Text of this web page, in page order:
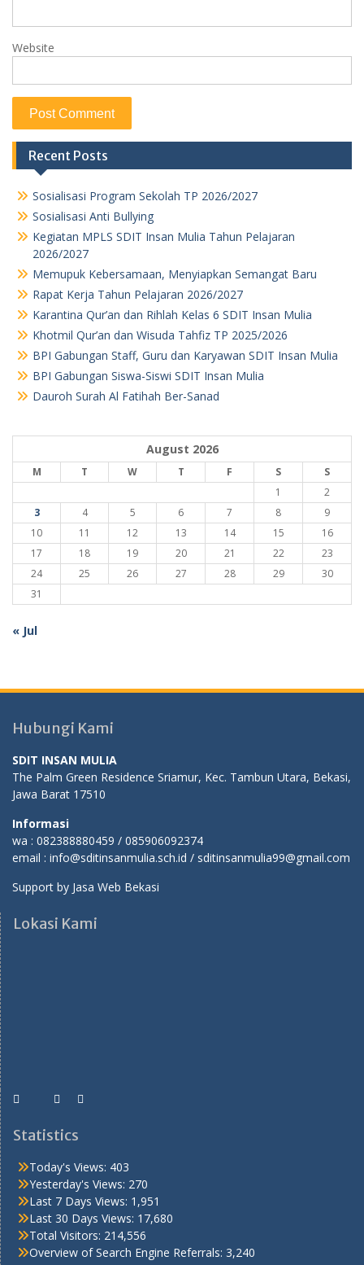
Website
Recent Posts
Sosialisasi Program Sekolah TP 2026/2027
Sosialisasi Anti Bullying
Kegiatan MPLS SDIT Insan Mulia Tahun Pelajaran
2026/2027
Memupuk Kebersamaan, Menyiapkan Semangat Baru
Rapat Kerja Tahun Pelajaran 2026/2027
Karantina Qur’an dan Rihlah Kelas 6 SDIT Insan Mulia
Khotmil Qur’an dan Wisuda Tahfiz TP 2025/2026
BPI Gabungan Staff, Guru dan Karyawan SDIT Insan Mulia
BPI Gabungan Siswa-Siswi SDIT Insan Mulia
Dauroh Surah Al Fatihah Ber-Sanad
August 2026
M T W T F S
S
1
2
3
4 5 6 7 8
9
10
11 12 13 14 15
16
17
18 19 20 21 22
23
24
25 26 27 28 29
30
31
« Jul
Hubungi Kami
SDIT INSAN MULIA
The Palm Green Residence Sriamur, Kec. Tambun Utara, Bekasi,
Jawa Barat 17510
Informasi
wa : 082388880459 / 085906092374
email : info@sditinsanmulia.sch.id / sditinsanmulia99@gmail.com
Support by Jasa Web Bekasi
Lokasi Kami
Statistics
Today's Views: 403
Yesterday's Views: 270
Last 7 Days Views: 1,951
Last 30 Days Views: 17,680
Total Visitors: 214,556
Overview of Search Engine Referrals: 3,240